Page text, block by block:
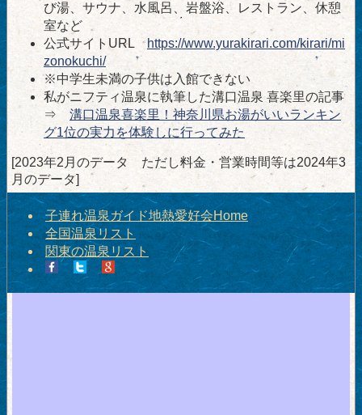
び湯、サウナ、水風呂、岩盤浴、レストラン、休憩
室など
公式サイトURL https://www.yurakirari.com/kirari/mi
zonokuchi/
※中学生未満の子供は入館できない
私がニフティ温泉に執筆した溝口温泉 喜楽里の記事
⇒ 溝口温泉喜楽里！神奈川県お湯がいいランキン
グ1位の実力を体験しに行ってみた
[2023年2月のデータ ただし料金・営業時間等は2024年3
月のデータ]
子連れ温泉ガイド地熱愛好会Home
全国温泉リスト
関東の温泉リスト